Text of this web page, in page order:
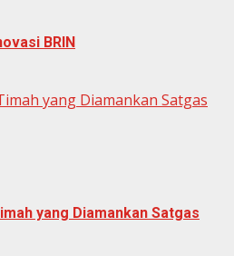
BRIN
yang Diamankan Satgas
yang Diamankan Satgas